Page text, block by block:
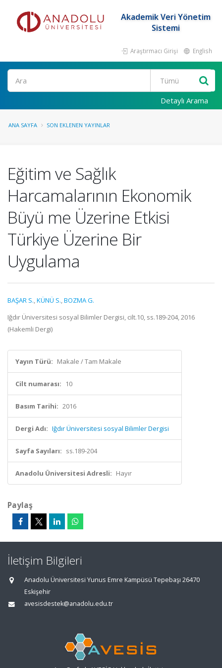
Akademik Veri Yönetim
Sistemi
Araştırmacı Girişi English
Ara
Detaylı Arama
ANA SAYFA SON EKLENEN YAYINLAR
Eğitim ve Sağlık
Harcamalarının Ekonomik
Büyü me Üzerine Etkisi
Türkiye Üzerine Bir
Uygulama
BAŞAR S.,KÜNÜ S.,BOZMA G.
Iğdır Üniversitesi sosyal Bilimler Dergisi, cilt.10, ss.189-204, 2016
(Hakemli Dergi)
Yayın Türü: Makale / Tam Makale
Cilt numarası: 10
Basım Tarihi: 2016
Dergi Adı: Iğdır Üniversitesi sosyal Bilimler Dergisi
Sayfa Sayıları: ss.189-204
Anadolu Üniversitesi Adresli: Hayır
Paylaş
İletişim Bilgileri
Anadolu Üniversitesi Yunus Emre Kampüsü Tepebaşı 26470
Eskişehir
avesisdestek@anadolu.edu.tr